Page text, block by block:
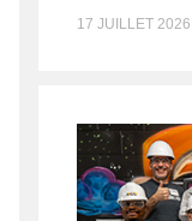
17 JUILLET 2026